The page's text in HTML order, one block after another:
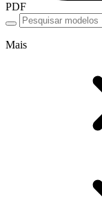
PDF
Mais